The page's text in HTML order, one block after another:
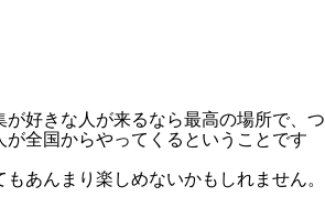
が好きな人が来るなら最高の場所で、つ
が全国からやってくるということです
あんまり楽しめないかもしれません。